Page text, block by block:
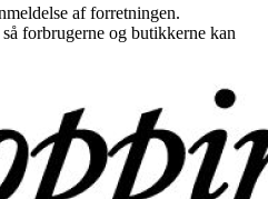
af forretningen.
forbrugerne og butikkerne kan